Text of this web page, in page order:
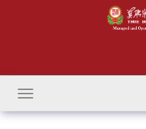
Toggle
navigation